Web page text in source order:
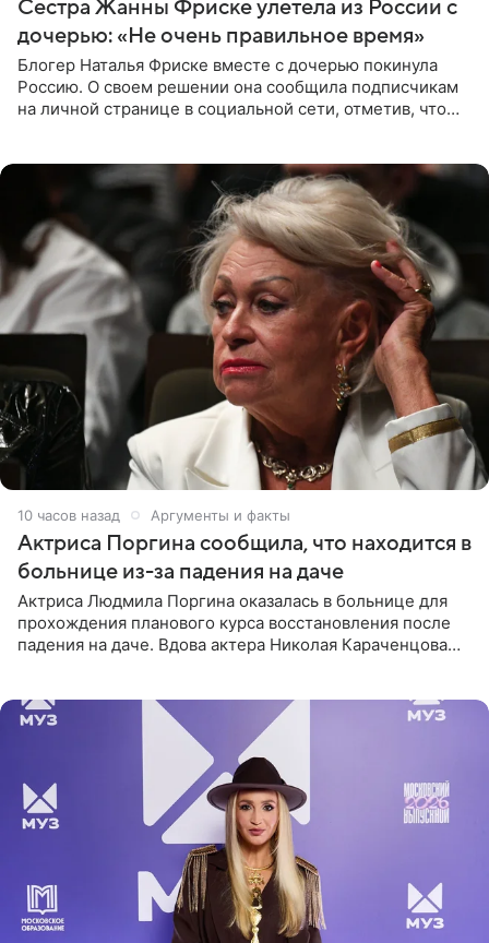
Сестра Жанны Фриске улетела из России с
дочерью: «Не очень правильное время»
Блогер Наталья Фриске вместе с дочерью покинула
Россию. О своем решении она сообщила подписчикам
на личной странице в социальной сети, отметив, что
10 часов назад Аргументы и факты
Актриса Поргина сообщила, что находится в
больнице из-за падения на даче
Актриса Людмила Поргина оказалась в больнице для
прохождения планового курса восстановления после
падения на даче. Вдова актера Николая Караченцова